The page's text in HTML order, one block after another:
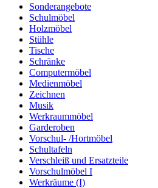
Sonderangebote
Schulmöbel
Holzmöbel
Stühle
Tische
Schränke
Computermöbel
Medienmöbel
Zeichnen
Musik
Werkraummöbel
Garderoben
Vorschul- /Hortmöbel
Schultafeln
Verschleiß und Ersatzteile
Vorschulmöbel I
Werkräume (I)